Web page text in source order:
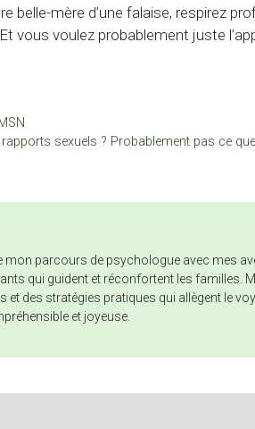
belle-mère d’une falaise, respirez
vous voulez probablement juste
sexuels ? Probablement pas ce
mon parcours de psychologue avec mes
qui guident et réconfortent les familles.
et des stratégies pratiques qui allègent le
et joyeuse.